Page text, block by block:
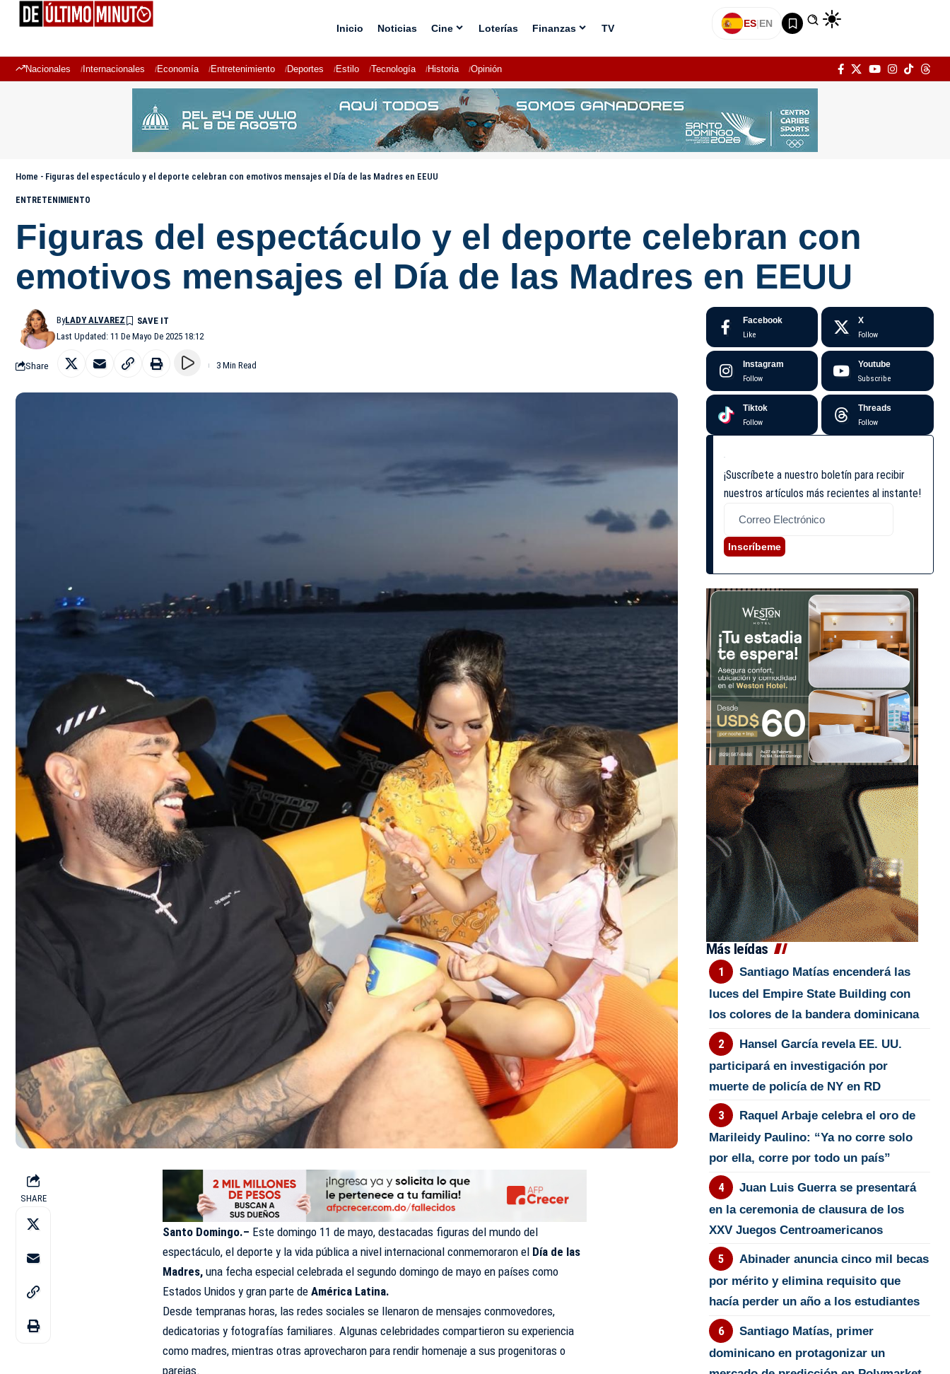
Inicio Noticias Cine Loterías Finanzas TV ES|EN
Nacionales Internacionales Economía Entretenimiento Deportes Estilo Tecnología Historia Opinión
Home - Figuras del espectáculo y el deporte celebran con emotivos mensajes el Día de las Madres en EEUU
ENTRETENIMIENTO
Figuras del espectáculo y el deporte celebran con
emotivos mensajes el Día de las Madres en EEUU
Last Updated: 11 De Mayo De 2025 18:12
ByLADY ALVAREZ
Share 3 Min Read
SHARE
Santo Domingo.– Este domingo 11 de mayo, destacadas figuras del mundo del
espectáculo, el deporte y la vida pública a nivel internacional conmemoraron el Día de las
Madres, una fecha especial celebrada el segundo domingo de mayo en países como
Estados Unidos y gran parte deAmérica Latina.
Desde tempranas horas, las redes sociales se llenaron de mensajes conmovedores,
dedicatorias y fotografías familiares. Algunas celebridades compartieron su experiencia
como madres, mientras otras aprovecharon para rendir homenaje a sus progenitoras o
parejas.
Facebook
Like
X
Follow
Instagram
Follow
Youtube
Subscribe
Tiktok
Follow
Threads
Follow
¡Suscríbete a nuestro boletín para recibir
nuestros artículos más recientes al instante!
Inscríbeme
Más leídas
Santiago Matías encenderá las
luces del Empire State Building con
los colores de la bandera dominicana
Hansel García revela EE. UU.
participará en investigación por
muerte de policía de NY en RD
Raquel Arbaje celebra el oro de
Marileidy Paulino: “Ya no corre solo
por ella, corre por todo un país”
Juan Luis Guerra se presentará
en la ceremonia de clausura de los
XXV Juegos Centroamericanos
Abinader anuncia cinco mil becas
por mérito y elimina requisito que
hacía perder un año a los estudiantes
Santiago Matías, primer
dominicano en protagonizar un